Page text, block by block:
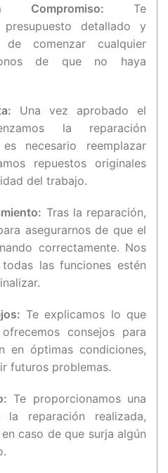
Compromiso: Te
detallado y
de comenzar cualquier
de que no haya
Una vez aprobado el
la reparación
necesario reemplazar
repuestos originales
del trabajo.
Tras la reparación,
asegurarnos de que el
correctamente. Nos
las funciones estén
Te explicamos lo que
consejos para
en óptimas condiciones,
futuros problemas.
Te proporcionamos una
reparación realizada,
caso de que surja algún